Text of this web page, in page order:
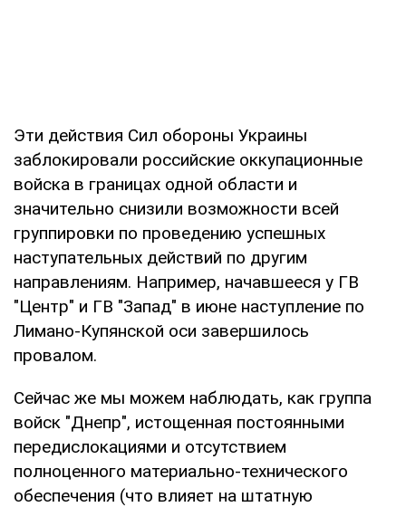
Эти действия Сил обороны Украины
заблокировали российские оккупационные
войска в границах одной области и
значительно снизили возможности всей
группировки по проведению успешных
наступательных действий по другим
направлениям. Например, начавшееся у ГВ
"Центр" и ГВ "Запад" в июне наступление по
Лимано-Купянской оси завершилось
провалом.
Сейчас же мы можем наблюдать, как группа
войск "Днепр", истощенная постоянными
передислокациями и отсутствием
полноценного материально-технического
обеспечения (что влияет на штатную